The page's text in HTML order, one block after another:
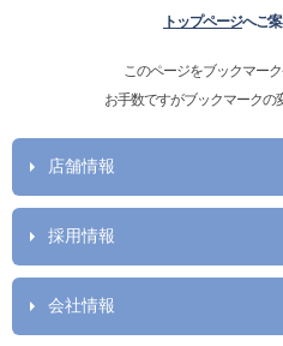
トップページへご案
このページをブックマー
お手数ですがブックマークの
店舗情報
採用情報
会社情報